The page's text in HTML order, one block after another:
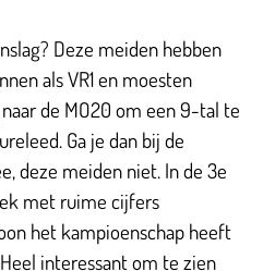
Deze meiden hebben
als VR1 en moesten
de MO20 om een 9-tal te
Ga je dan bij de
deze meiden niet. In de 3e
met ruime cijfers
het kampioenschap heeft
interessant om te zien